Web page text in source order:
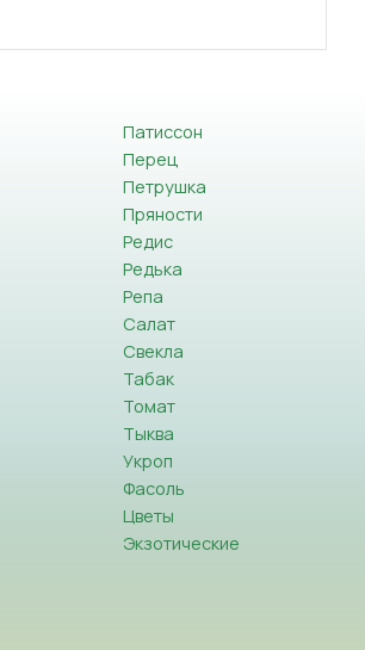
Патиссон
Перец
Петрушка
Пряности
Редис
Редька
Репа
Салат
Свекла
Табак
Томат
Тыква
Укроп
Фасоль
Цветы
Экзотические